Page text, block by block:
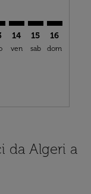
14
ven
15
sab
16
dom
da Algeri a